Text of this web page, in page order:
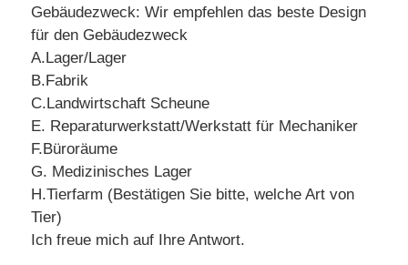
Gebäudezweck: Wir empfehlen das beste Design
für den Gebäudezweck
A.Lager/Lager
B.Fabrik
C.Landwirtschaft Scheune
E. Reparaturwerkstatt/Werkstatt für Mechaniker
F.Büroräume
G. Medizinisches Lager
H.Tierfarm (Bestätigen Sie bitte, welche Art von
Tier)
Ich freue mich auf Ihre Antwort.